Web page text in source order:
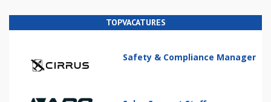
TOPVACATURES
Safety & Compliance Manager